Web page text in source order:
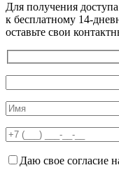
Для получения доступа
к бесплатному 14-
оставьте свои
Даю свое согласие